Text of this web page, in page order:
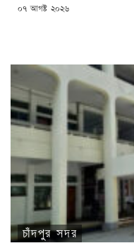
POSTED
০৭ আগষ্ট ২০২৬
চাঁদপুর সদর